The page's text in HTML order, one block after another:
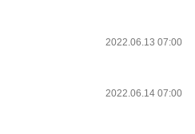
2022.06.13 07:00
2022.06.14 07:00